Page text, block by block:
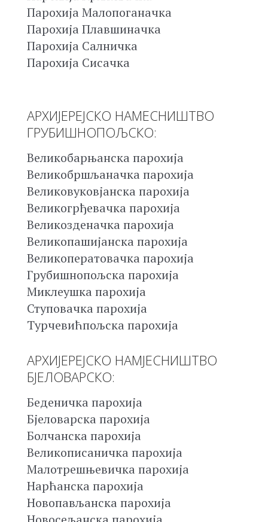
Парохија Малопоганачка
Парохија Плавшиначка
Парохија Салничка
Парохија Сисачка
АРХИЈЕРЕЈСКО НАМЕСНИШТВО
ГРУБИШНОПОЉСКО:
Великобарњанска парохија
Великобршљаначка парохија
Великовуковјанска парохија
Великогрђевачка парохија
Великозденачка парохија
Великопашијанска парохија
Великоператовачка парохија
Грубишнопољска парохија
Миклеушка парохија
Ступовачка парохија
Турчевићпољска парохија
АРХИЈЕРЕЈСКО НАМЈЕСНИШТВО
БЈЕЛОВАРСКО:
Беденичка парохија
Бјеловарска парохија
Болчанска парохија
Великописаничка парохија
Малотрешњевичка парохија
Нарћанска парохија
Новопављанска парохија